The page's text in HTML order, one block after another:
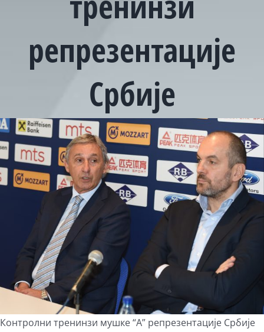
репрезентације
Србије
View
Larger
Image
Контролни тренинзи мушке “А” репрезентације Србије